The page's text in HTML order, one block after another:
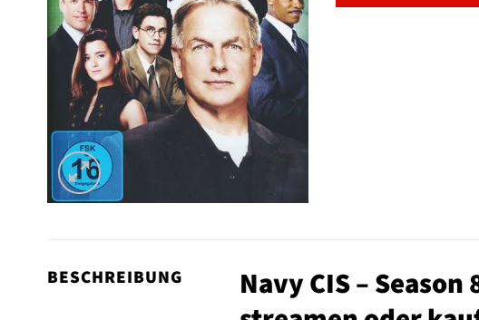
BESCHREIBUNG
Navy CIS –